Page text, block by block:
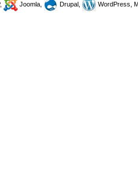
Joomla, Drupal, WordPress,